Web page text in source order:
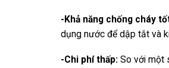
-Khả năng chống cháy
dụng nước để dập tắt và
-Chi phí thấp: So với một